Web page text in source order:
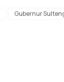
Gubernur